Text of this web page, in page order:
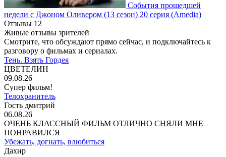
События прошедшей
недели с Джоном Оливером (13 сезон) 20 серия (Amedia)
Отзывы 12
Живые отзывы зрителей
Смотрите, что обсуждают прямо сейчас, и подключайтесь к
разговору о фильмах и сериалах.
Тень. Взять Гордея
ЦВЕТЕЛИН
09.08.26
Супер фильм!
Телохранитель
Гость дмитрий
06.08.26
ОЧЕНЬ КЛАССНЫЙ ФИЛЬМ ОТЛИЧНО СНЯЛИ МНЕ
ПОНРАВИЛСЯ
Убежать, догнать, влюбиться
Дахир